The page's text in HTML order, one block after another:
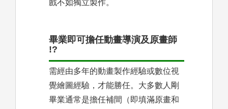
戲不如獨立製作。
畢業即可擔任動畫導演及原畫師
!?
需經由多年的動畫製作經驗或數位視
覺繪圖經驗，才能勝任。大多數人剛
畢業通常是擔任補間（即填滿原畫和